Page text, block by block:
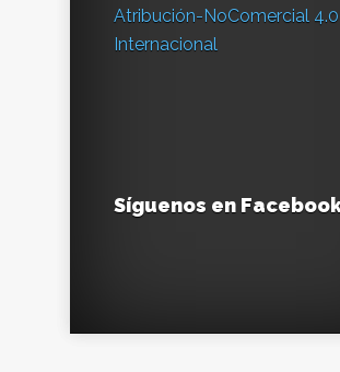
Atribución-NoComercial 4.0
Internacional
Síguenos en